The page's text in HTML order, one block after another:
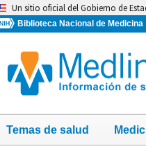
Un sitio oficial del Gobierno de
Biblioteca Nacional de Medicina
Temas de salud